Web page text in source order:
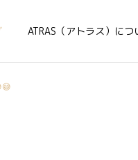
ATRAS（アトラス）につ